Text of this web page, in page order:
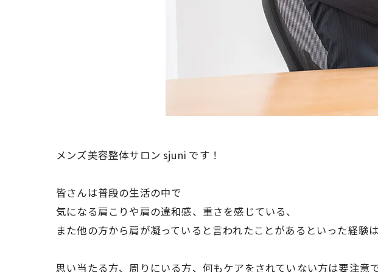
メンズ美容整体サロン sjuni です！
皆さんは普段の生活の中で
気になる肩こりや肩の違和感、重さを感じている、
また他の方から肩が凝っていると言われたことがあるといった経験
思い当たる方、周りにいる方、何もケアをされていない方は要注意で